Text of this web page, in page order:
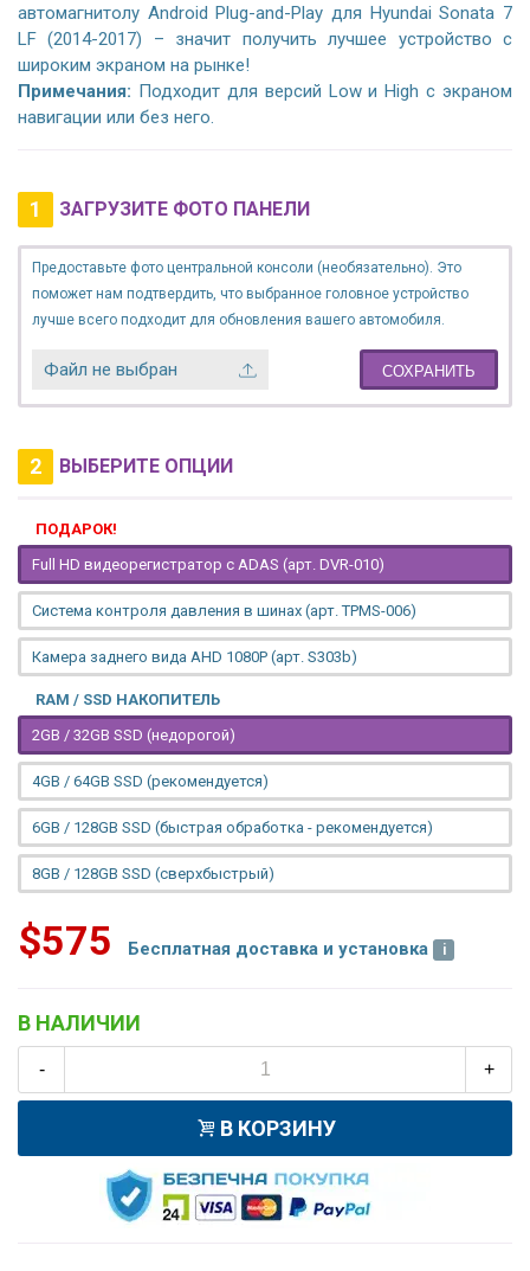
автомагнитолу Android Plug-and-Play для Hyundai Sonata 7
LF (2014-2017) – значит получить лучшее устройство с
широким экраном на рынке!
Примечания: Подходит для версий Low и High с экраном
навигации или без него.
1 ЗАГРУЗИТЕ ФОТО ПАНЕЛИ
Предоставьте фото центральной консоли (необязательно). Это
поможет нам подтвердить, что выбранное головное устройство
лучше всего подходит для обновления вашего автомобиля.
Файл не выбран СОХРАНИТЬ
2 ВЫБЕРИТЕ ОПЦИИ
ПОДАРОК!
Full HD видеорегистратор с ADAS (арт. DVR-010)
Система контроля давления в шинах (арт. TPMS-006)
Камера заднего вида AHD 1080P (арт. S303b)
RAM / SSD НАКОПИТЕЛЬ
2GB / 32GB SSD (недорогой)
4GB / 64GB SSD (рекомендуется)
6GB / 128GB SSD (быстрая обработка - рекомендуется)
8GB / 128GB SSD (сверхбыстрый)
$575 Бесплатная доставка и установка
В НАЛИЧИИ
- +
В КОРЗИНУ